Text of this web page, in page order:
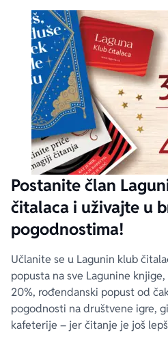
Postanite član
čitalaca i uživajte u
pogodnostima!
Učlanite se u Lagunin klub
popusta na sve Lagunine
20%, rođendanski popust od
pogodnosti na društvene igre,
kafeterije – jer čitanje je još